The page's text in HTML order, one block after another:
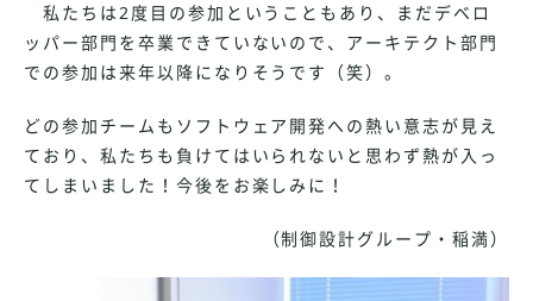
私たちは2度目の参加ということもあり、まだデベロ
ッパー部門を卒業できていないので、アーキテクト部門
での参加は来年以降になりそうです（笑）。
どの参加チームもソフトウェア開発への熱い意志が見え
ており、私たちも負けてはいられないと思わず熱が入っ
てしまいました！今後をお楽しみに！
（制御設計グループ・稲満）